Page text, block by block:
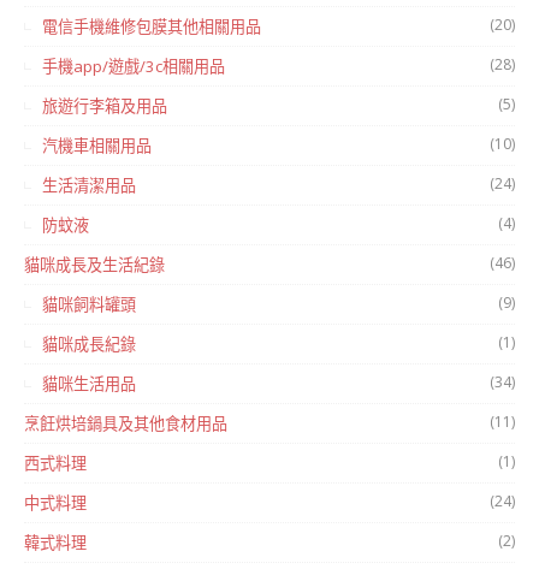
電信手機維修包膜其他相關用品 (20)
手機app/遊戲/3c相關用品 (28)
旅遊行李箱及用品 (5)
汽機車相關用品 (10)
生活清潔用品 (24)
防蚊液 (4)
貓咪成長及生活紀錄 (46)
貓咪飼料罐頭 (9)
貓咪成長紀錄 (1)
貓咪生活用品 (34)
烹飪烘培鍋具及其他食材用品 (11)
西式料理 (1)
中式料理 (24)
韓式料理 (2)